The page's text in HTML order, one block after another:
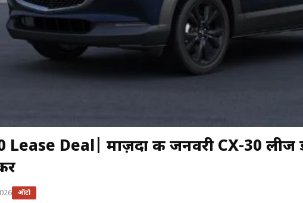
Lease Deal| माज़दा की जनवरी CX-30 लीज
ऑटो